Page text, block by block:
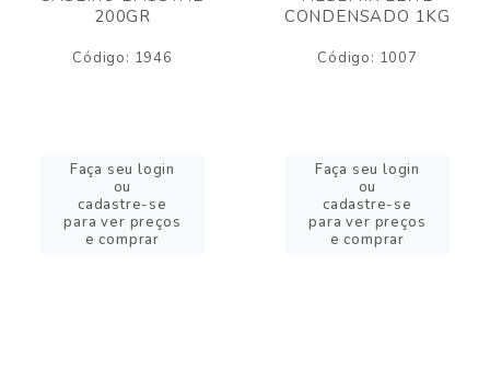
200GR
Código: 1946
Faça seu login
ou
cadastre-se
para ver preços
e comprar
CONDENSADO 1KG
Código: 1007
Faça seu login
ou
cadastre-se
para ver preços
e comprar